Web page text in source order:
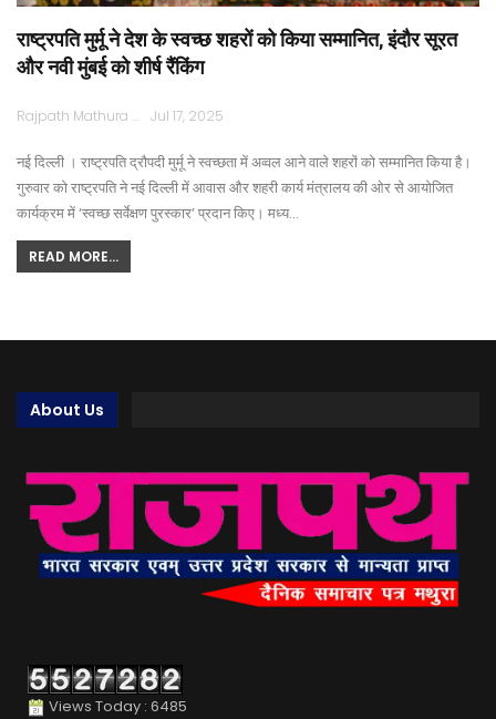
राष्ट्रपति मुर्मू ने देश के स्वच्छ शहरों को किया सम्मानित, इंदौर सूरत
और नवी मुंबई को शीर्ष रैंकिंग
Rajpath Mathura Jul 17, 2025
नई दिल्ली । राष्ट्रपति द्रौपदी मुर्मू ने स्वच्छता में अव्वल आने वाले शहरों को सम्मानित किया है।
गुरुवार को राष्ट्रपति ने नई दिल्ली में आवास और शहरी कार्य मंत्रालय की ओर से आयोजित
कार्यक्रम में ‘स्वच्छ सर्वेक्षण पुरस्कार’ प्रदान किए। मध्य…
READ MORE...
About Us
Views Today : 6485